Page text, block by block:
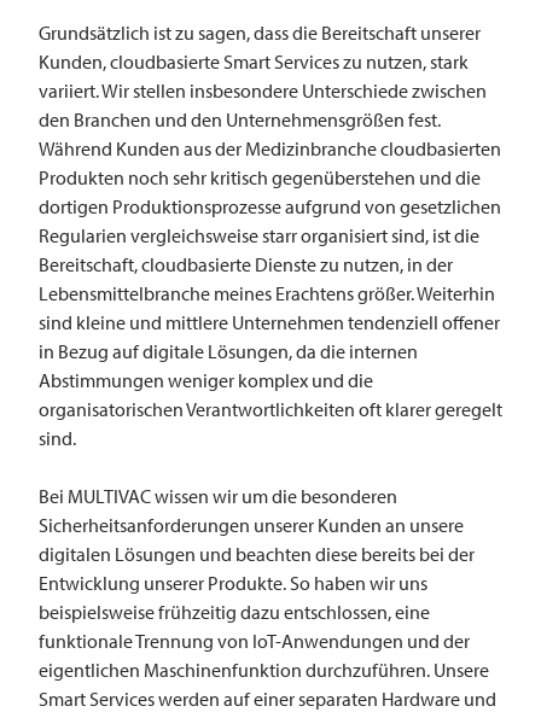
Grundsätzlich ist zu sagen, dass die Bereitschaft unserer
Kunden, cloudbasierte Smart Services zu nutzen, stark
variiert. Wir stellen insbesondere Unterschiede zwischen
den Branchen und den Unternehmensgrößen fest.
Während Kunden aus der Medizinbranche cloudbasierten
Produkten noch sehr kritisch gegenüberstehen und die
dortigen Produktionsprozesse aufgrund von gesetzlichen
Regularien vergleichsweise starr organisiert sind, ist die
Bereitschaft, cloudbasierte Dienste zu nutzen, in der
Lebensmittelbranche meines Erachtens größer. Weiterhin
sind kleine und mittlere Unternehmen tendenziell offener
in Bezug auf digitale Lösungen, da die internen
Abstimmungen weniger komplex und die
organisatorischen Verantwortlichkeiten oft klarer geregelt
sind.
Bei MULTIVACwissen wir um die besonderen
Sicherheitsanforderungen unserer Kunden an unsere
digitalen Lösungen und beachten diese bereits bei der
Entwicklung unserer Produkte. So haben wir uns
beispielsweise frühzeitig dazu entschlossen, eine
funktionale Trennung von IoT-Anwendungen und der
eigentlichen Maschinenfunktion durchzuführen. Unsere
Smart Services werden auf einer separaten Hardware und